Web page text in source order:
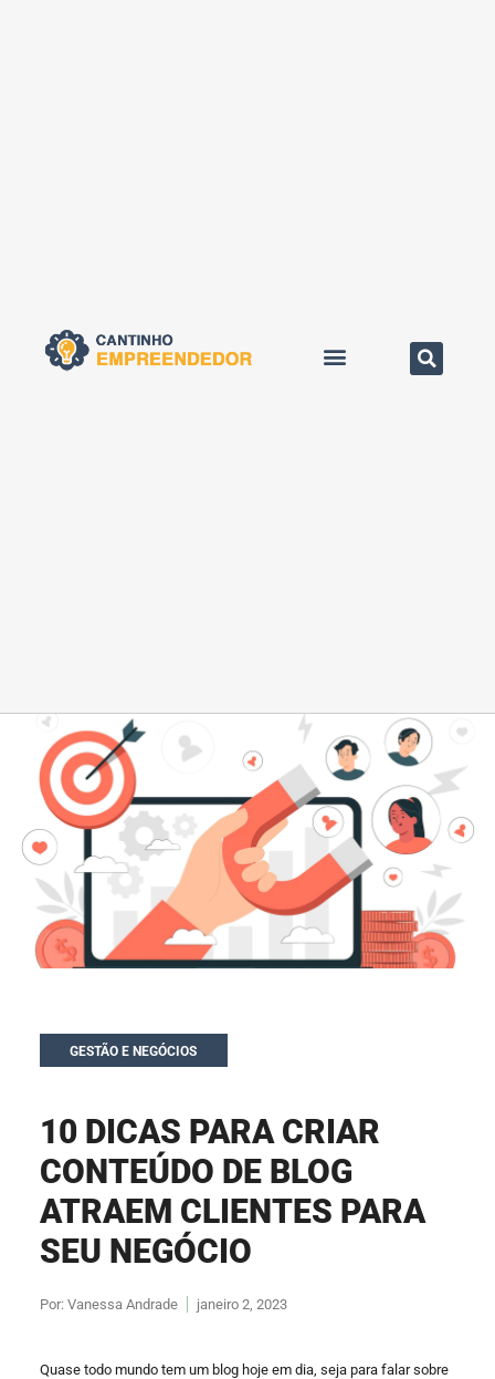
GESTÃO E NEGÓCIOS
10 DICAS PARA CRIAR
CONTEÚDO DE BLOG
ATRAEM CLIENTES PARA
SEU NEGÓCIO
Por: Vanessa Andrade janeiro 2, 2023
Quase todo mundo tem um blog hoje em dia, seja para falar sobre